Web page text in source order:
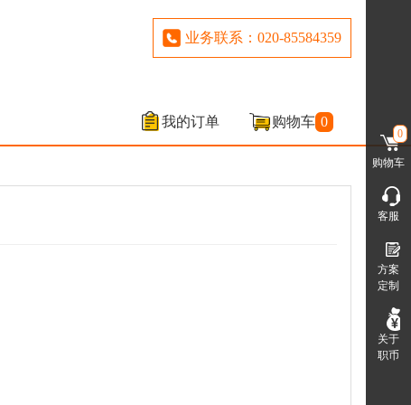
业务联系：020-85584359
我的订单 购物车 0
购物车
0
客服
方案
定制
关于
职币